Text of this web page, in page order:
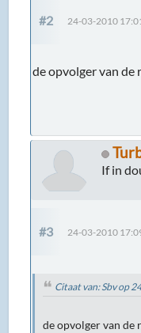
#2 24-03-2010
de opvolger van de
If in
#3 24-03-2010
Citaat van: Sbv op
de opvolger van de